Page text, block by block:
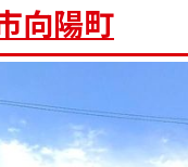
向陽町